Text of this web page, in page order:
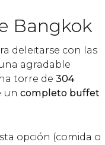
Bangkok
deleitarse con las
agradable
torre de 304
un completo buffet
opción (comida o